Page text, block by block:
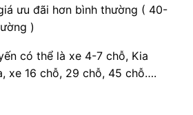
ưu đãi hơn bình thường ( 40-
)
có thể là xe 4-7 chỗ, Kia
xe 16 chỗ, 29 chỗ, 45 chỗ….